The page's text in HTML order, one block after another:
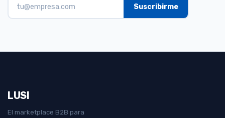
LUSI
El marketplace B2B para